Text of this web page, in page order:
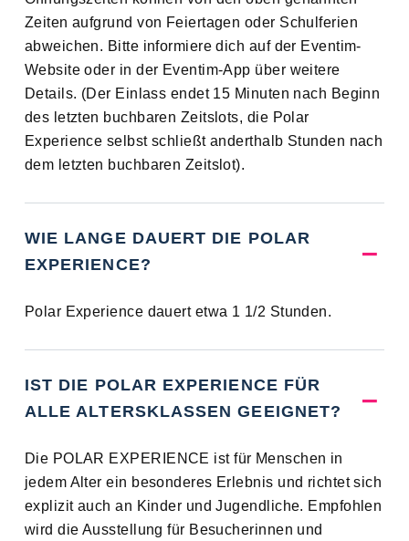
Zeiten aufgrund von Feiertagen oder Schulferien
abweichen. Bitte informiere dich auf der Eventim-
Website oder in der Eventim-App über weitere
Details. (Der Einlass endet 15 Minuten nach Beginn
des letzten buchbaren Zeitslots, die Polar
Experience selbst schließt anderthalb Stunden nach
dem letzten buchbaren Zeitslot).
WIE LANGE DAUERT DIE POLAR
EXPERIENCE?
Polar Experience dauert etwa 1 1/2 Stunden.
IST DIE POLAR EXPERIENCE FÜR
ALLE ALTERSKLASSEN GEEIGNET?
Die POLAR EXPERIENCE ist für Menschen in
jedem Alter ein besonderes Erlebnis und richtet sich
explizit auch an Kinder und Jugendliche. Empfohlen
wird die Ausstellung für Besucherinnen und